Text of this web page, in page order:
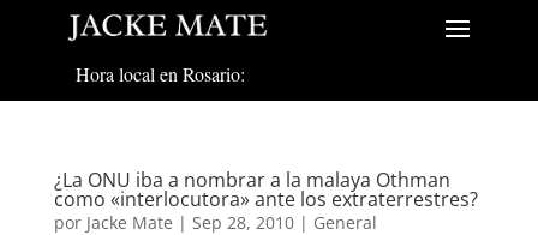
Hora local en Rosario:
¿La ONU iba a nombrar a la malaya Othman
como «interlocutora» ante los extraterrestres?
por Jacke Mate | Sep 28, 2010| General